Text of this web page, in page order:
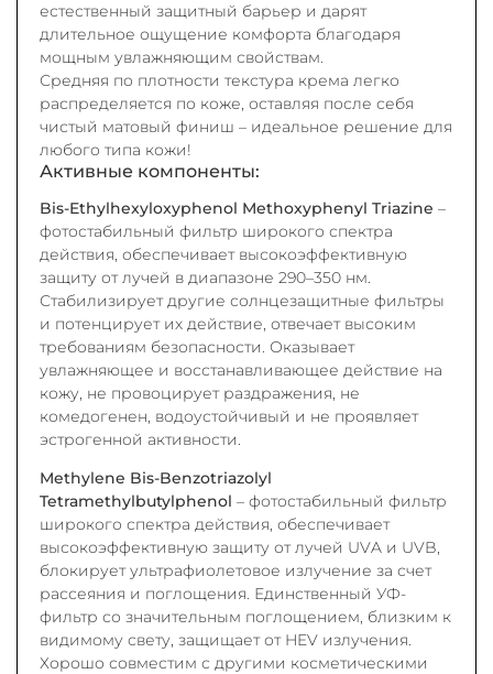
естественный защитный барьер и дарят
длительное ощущение комфорта благодаря
мощным увлажняющим свойствам.
Средняя по плотности текстура крема легко
распределяется по коже, оставляя после себя
чистый матовый финиш – идеальное решение для
любого типа кожи!
Активные компоненты:
Bis-Ethylhexyloxyphenol Methoxyphenyl Triazine –
фотостабильный фильтр широкого спектра
действия, обеспечивает высокоэффективную
защиту от лучей в диапазоне 290–350 нм.
Стабилизирует другие солнцезащитные фильтры
и потенцирует их действие, отвечает высоким
требованиям безопасности. Оказывает
увлажняющее и восстанавливающее действие на
кожу, не провоцирует раздражения, не
комедогенен, водоустойчивый и не проявляет
эстрогенной активности.
Methylene Bis-Benzotriazolyl
Tetramethylbutylphenol – фотостабильный фильтр
широкого спектра действия, обеспечивает
высокоэффективную защиту от лучей UVA и UVB,
блокирует ультрафиолетовое излучение за счет
рассеяния и поглощения. Единственный УФ-
фильтр со значительным поглощением, близким к
видимому свету, защищает от HEV излучения.
Хорошо совместим с другими косметическими